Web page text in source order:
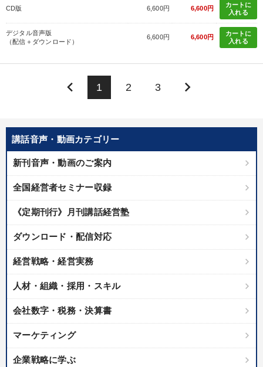
講話音声・動画カテゴリー
新刊音声・動画のご案内
全国経営者セミナー収録
《定期刊行》月刊講話経営塾
ダウンロード・配信対応
経営戦略・経営実務
人材・組織・採用・スキル
会社数字・税務・決算書
マーケティング
企業戦略に学ぶ
CD版 6,600円 6,600円
カートに
入れる
デジタル音声版
（配信＋ダウンロード）
6,600円 6,600円
カートに
入れる
keyboard_arrow_left 1 2 3 keyboard_arrow_right